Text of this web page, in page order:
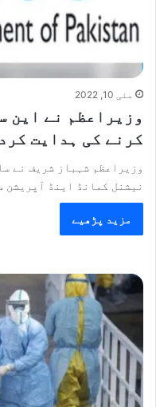
مئی 10, 2022
وزیراعظم نے این
کرنے کی ہدایت
وزیراعظم شہباز شریف نے
نیشنل کمانڈ اینڈ
مزید پڑھیے